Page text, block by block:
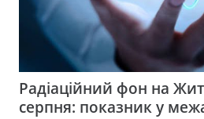
Радіаційний фон на
серпня: показник у